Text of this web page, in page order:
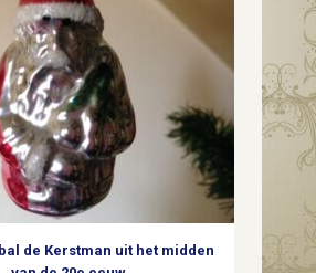
de Kerstman uit het midden